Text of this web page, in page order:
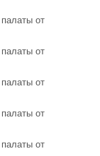
от
от
от
от
от